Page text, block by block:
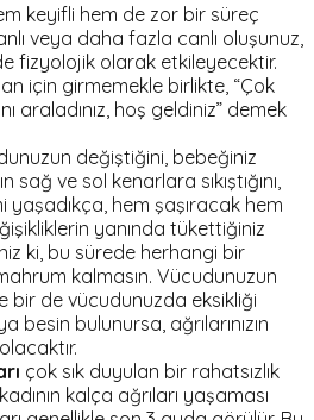
keyifli hem de zor bir süreç
veya daha fazla canlı oluşunuz,
fizyolojik olarak etkileyecektir.
için girmemekle birlikte, “Çok
araladınız, hoş geldiniz” demek
değiştiğini, bebeğiniz
sağ ve sol kenarlara sıkıştığını,
hem şaşıracak hem
yanında tükettiğiniz
ki, bu sürede herhangi bir
kalmasın. Vücudunuzun
bir de vücudunuzda eksikliği
besin bulunursa, ağrılarınızın
çok sık duyulan bir rahatsızlık
kalça ağrıları yaşaması